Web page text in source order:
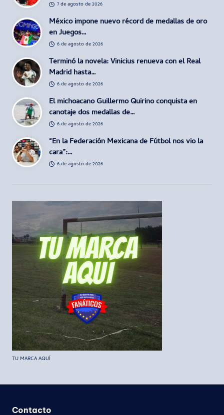
7 de agosto de 2026
México impone nuevo récord de medallas de oro
en Juegos…
6 de agosto de 2026
Terminó la novela: Vinicius renueva con el Real
Madrid hasta…
6 de agosto de 2026
El michoacano Guillermo Quirino conquista en
canotaje dos medallas de…
6 de agosto de 2026
“En la Federación Mexicana de Fútbol nos vio la
cara”:…
6 de agosto de 2026
TU MARCA AQUÍ
Contacto